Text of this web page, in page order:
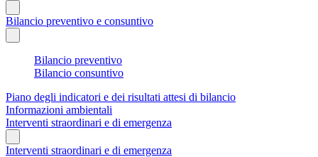
Bilancio preventivo e consuntivo
Bilancio preventivo
Bilancio consuntivo
Piano degli indicatori e dei risultati attesi di bilancio
Informazioni ambientali
Interventi straordinari e di emergenza
Interventi straordinari e di emergenza